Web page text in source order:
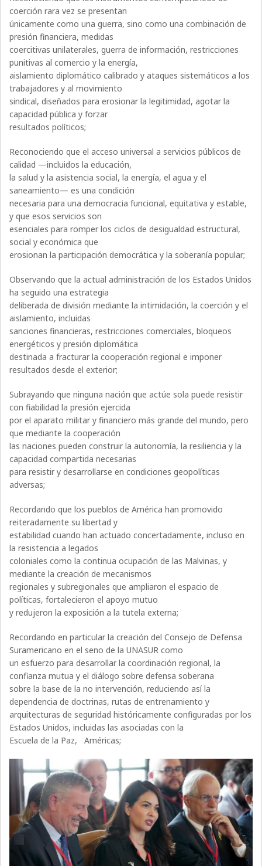
coerción rara vez se presentan
únicamente como una guerra, sino como una combinación de
presión financiera, medidas
coercitivas unilaterales, guerra de información, restricciones
punitivas al comercio y la energía,
aislamiento diplomático calibrado y ataques sistemáticos a los
trabajadores y al movimiento
sindical, diseñados para erosionar la legitimidad, agotar la
capacidad pública y forzar
resultados políticos;
Reconociendo que el acceso universal a servicios públicos de
calidad —incluidos la educación,
la salud y la asistencia social, la energía, el agua y el
saneamiento— es una condición
necesaria para una democracia funcional, equitativa y estable,
y que esos servicios son
esenciales para romper los ciclos de desigualdad estructural,
social y económica que
erosionan la participación democrática y la soberanía popular;
Observando que la actual administración de los Estados Unidos
ha seguido una estrategia
deliberada de división mediante la intimidación, la coerción y el
aislamiento, incluidas
sanciones financieras, restricciones comerciales, bloqueos
energéticos y presión diplomática
destinada a fracturar la cooperación regional e imponer
resultados desde el exterior;
Subrayando que ninguna nación que actúe sola puede resistir
con fiabilidad la presión ejercida
por el aparato militar y financiero más grande del mundo, pero
que mediante la cooperación
las naciones pueden construir la autonomía, la resiliencia y la
capacidad compartida necesarias
para resistir y desarrollarse en condiciones geopolíticas
adversas;
Recordando que los pueblos de América han promovido
reiteradamente su libertad y
estabilidad cuando han actuado concertadamente, incluso en
la resistencia a legados
coloniales como la continua ocupación de las Malvinas, y
mediante la creación de mecanismos
regionales y subregionales que ampliaron el espacio de
políticas, fortalecieron el apoyo mutuo
y redujeron la exposición a la tutela externa;
Recordando en particular la creación del Consejo de Defensa
Suramericano en el seno de la UNASUR como
un esfuerzo para desarrollar la coordinación regional, la
confianza mutua y el diálogo sobre defensa soberana
sobre la base de la no intervención, reduciendo así la
dependencia de doctrinas, rutas de entrenamiento y
arquitecturas de seguridad históricamente configuradas por los
Estados Unidos, incluidas las asociadas con la
Escuela de la Paz, Américas;